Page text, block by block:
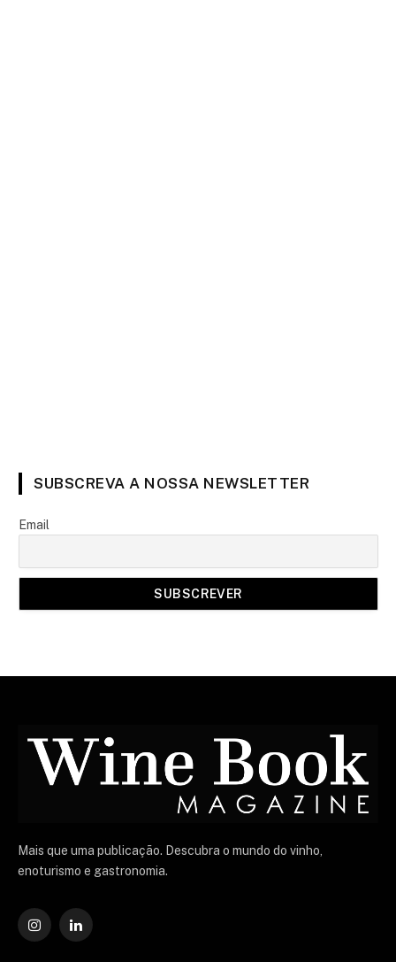
SUBSCREVA A NOSSA NEWSLETTER
Email
Mais que uma publicação. Descubra o mundo do vinho,
enoturismo e gastronomia.
Instagram
O